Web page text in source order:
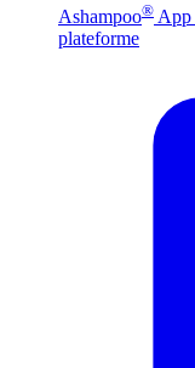
Ashampoo® App
plateforme